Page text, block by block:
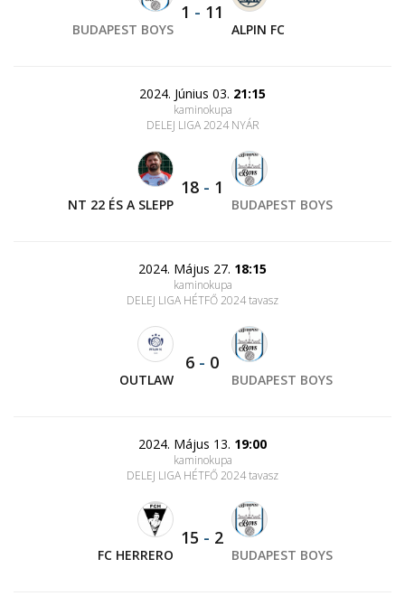
BUDAPEST BOYS
1 - 11
ALPIN FC
2024. Június 03. 21:15
kaminokupa
DELEJ LIGA 2024 NYÁR
NT 22 ÉS A SLEPP
18 - 1
BUDAPEST BOYS
2024. Május 27. 18:15
kaminokupa
DELEJ LIGA HÉTFŐ 2024 tavasz
OUTLAW
6 - 0
BUDAPEST BOYS
2024. Május 13. 19:00
kaminokupa
DELEJ LIGA HÉTFŐ 2024 tavasz
FC HERRERO
15 - 2
BUDAPEST BOYS